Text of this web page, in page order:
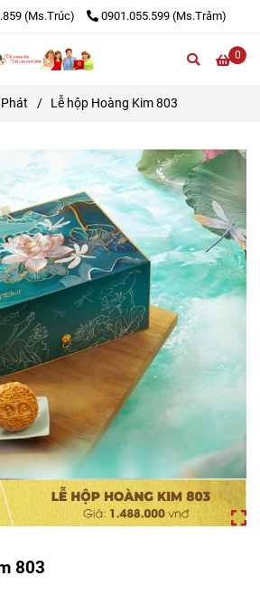
(Ms.Trúc) 0901.055.599 (Ms.Trâm)
0
/ Lễ hộp Hoàng Kim 803
803